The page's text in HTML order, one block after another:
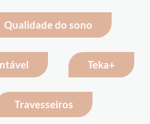
Qualidade do sono
Teka+
Travesseiros